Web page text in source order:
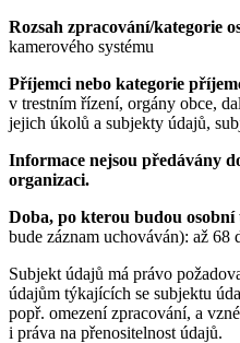
Rozsah zpracování/kategorie
kamerového systému
Příjemci nebo kategorie
v trestním řízení, orgány obce,
jejich úkolů a subjekty údajů,
Informace nejsou předávány
organizaci.
Doba, po kterou budou osobní
bude záznam uchováván): až 68
Subjekt údajů má právo
údajům týkajících se subjektu
popř. omezení zpracování, a
i práva na přenositelnost údajů.